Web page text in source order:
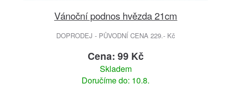
Vánoční podnos hvězda 21cm
DOPRODEJ - PŮVODNÍ CENA 229.- Kč
Cena: 99 Kč
Skladem
Doručíme do: 10.8.